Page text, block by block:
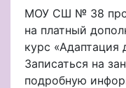
МОУ СШ № 38
на платный
курс «Адаптация
Записаться на
подробную